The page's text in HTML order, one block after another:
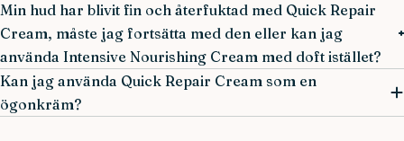
Min hud har blivit fin och återfuktad med Quick Repair
Cream, måste jag fortsätta med den eller kan jag
använda Intensive Nourishing Cream med doft istället?
Kan jag använda Quick Repair Cream som en
ögonkräm?